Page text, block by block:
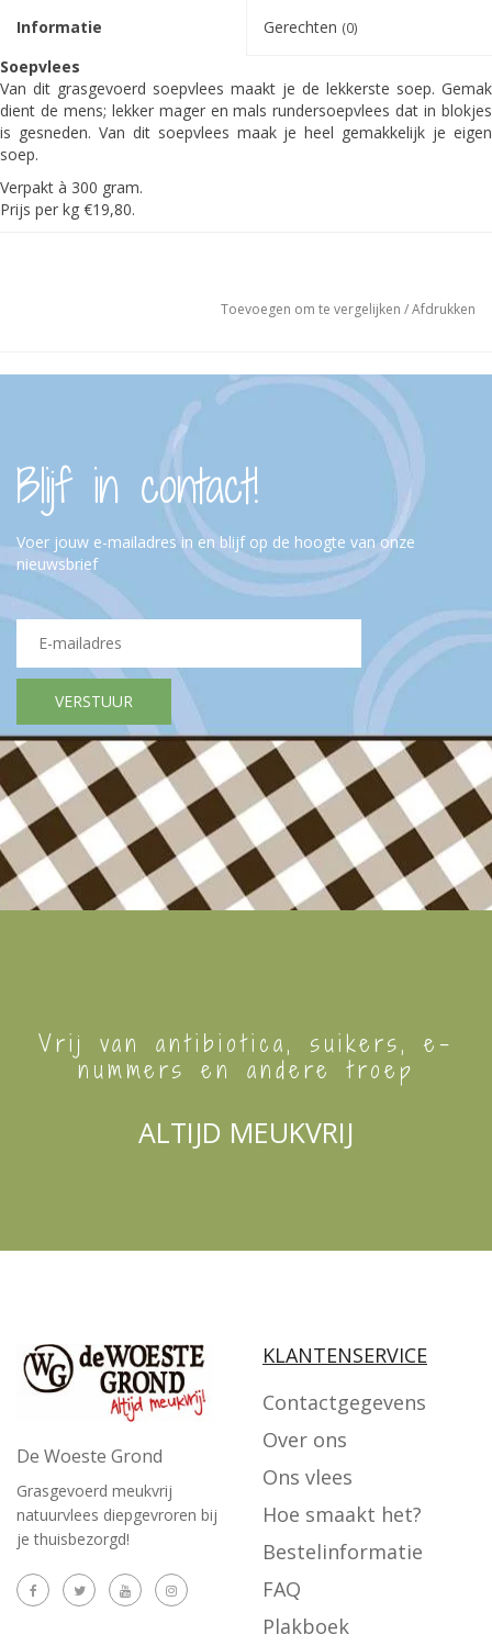
Informatie Gerechten (0)
Soepvlees
Van dit grasgevoerd soepvlees maakt je de lekkerste soep. Gemak
dient de mens; lekker mager en mals rundersoepvlees dat in blokjes
is gesneden. Van dit soepvlees maak je heel gemakkelijk je eigen
soep.
Verpakt à 300 gram.
Prijs per kg €19,80.
Doe 1,5 liter water in een soeppan en doe er het soepvlees
Breng dit aan de kook en laat het ongeveer 2 uur zachtjes
(eventueel op een warmte-verdeelplaatje) koken.
Maak van het gehakt kleine balletjes.
Voeg de gehaktballetjes en de soepgroenten toe. Even roeren
en 10 minuten zachtjes laten koken.
Toevoegen om te vergelijken /Afdrukken
Blijf in contact!
Voer jouw e-mailadres in en blijf op de hoogte van onze
nieuwsbrief
Vrij van antibiotica, suikers, e-
nummers en andere troep
ALTIJD MEUKVRIJ
De Woeste Grond
Grasgevoerd meukvrij
natuurvlees diepgevroren bij
je thuisbezorgd!
KLANTENSERVICE
Contactgegevens
Over ons
Ons vlees
Hoe smaakt het?
Bestelinformatie
FAQ
Plakboek